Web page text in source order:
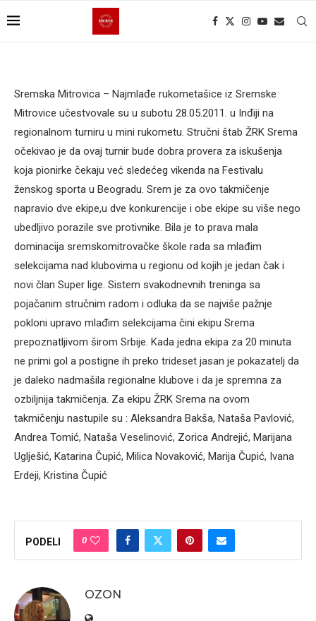
Sremska Mitrovica – Najmlađe rukometašice iz Sremske
Mitrovice učestvovale su u subotu 28.05.2011. u Inđiji na
regionalnom turniru u mini rukometu. Stručni štab ŽRK Srema
očekivao je da ovaj turnir bude dobra provera za iskušenja
koja pionirke čekaju već sledećeg vikenda na Festivalu
ženskog sporta u Beogradu. Srem je za ovo takmičenje
napravio dve ekipe,u dve konkurencije i obe ekipe su više nego
ubedljivo porazile sve protivnike. Bila je to prava mala
dominacija sremskomitrovačke škole rada sa mlađim
selekcijama nad klubovima u regionu od kojih je jedan čak i
novi član Super lige. Sistem svakodnevnih treninga sa
pojačanim stručnim radom i odluka da se najviše pažnje
pokloni upravo mlađim selekcijama čini ekipu Srema
prepoznatljivom širom Srbije. Kada jedna ekipa za 20 minuta
ne primi gol a postigne ih preko trideset jasan je pokazatelj da
je daleko nadmašila regionalne klubove i da je spremna za
ozbiljnija takmičenja. Za ekipu ŽRK Srema na ovom
takmičenju nastupile su : Aleksandra Bakša, Nataša Pavlović,
Andrea Tomić, Nataša Veselinović, Zorica Andrejić, Marijana
Uglješić, Katarina Čupić, Milica Novaković, Marija Čupić, Ivana
Erdeji, Kristina Čupić
PODELI 0
OZON